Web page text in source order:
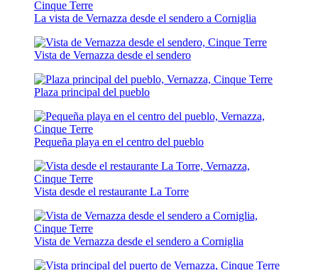
La vista de Vernazza desde el sendero a Corniglia
Vista de Vernazza desde el sendero
Plaza principal del pueblo
Pequeña playa en el centro del pueblo
Vista desde el restaurante La Torre
Vista de Vernazza desde el sendero a Corniglia